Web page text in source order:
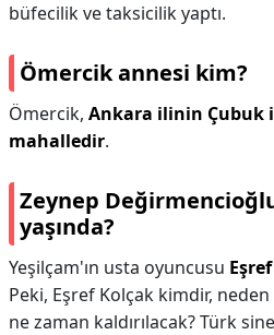
büfecilik ve taksicilik yaptı.
Ömercik annesi kim?
Ömercik, Ankara ilinin Çubuk
mahalledir.
Zeynep
yaşında?
Yeşilçam'ın usta oyuncusu
Peki, Eşref Kolçak kimdir,
ne zaman kaldırılacak? Türk